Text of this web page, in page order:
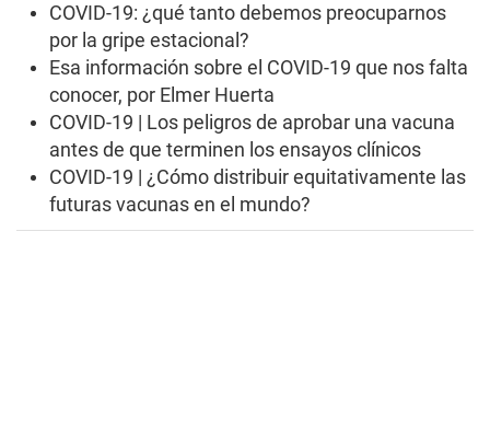
COVID-19: ¿qué tanto debemos preocuparnos
por la gripe estacional?
Esa información sobre el COVID-19 que nos falta
conocer, por Elmer Huerta
COVID-19 | Los peligros de aprobar una vacuna
antes de que terminen los ensayos clínicos
COVID-19 | ¿Cómo distribuir equitativamente las
futuras vacunas en el mundo?